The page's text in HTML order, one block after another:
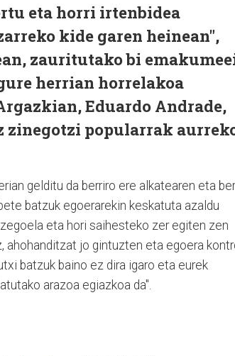
eta horri irtenbidea
kide garen heinean",
zauritutako bi
herrian horrelakoa
Eduardo Andrade,
zinegotzi popularrak
gelditu da berriro ere alkatearen eta
batzuk egoerarekin keskatuta azaldu
eta hori saihesteko zer egiten zen
ahohanditzat jo gintuzten eta egoera
batzuk baino ez dira igaro eta eurek
arazoa egiazkoa da".